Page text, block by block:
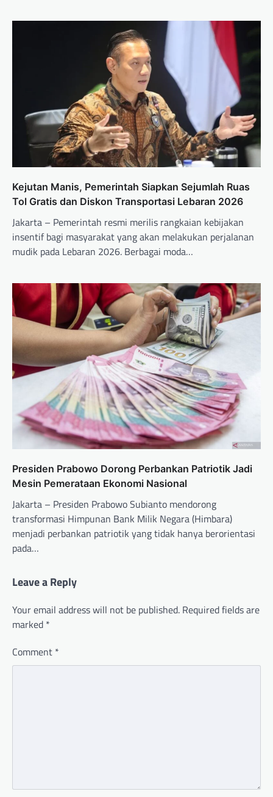
Kejutan Manis, Pemerintah Siapkan Sejumlah Ruas
Tol Gratis dan Diskon Transportasi Lebaran 2026
Jakarta – Pemerintah resmi merilis rangkaian kebijakan
insentif bagi masyarakat yang akan melakukan perjalanan
mudik pada Lebaran 2026. Berbagai moda…
Presiden Prabowo Dorong Perbankan Patriotik Jadi
Mesin Pemerataan Ekonomi Nasional
Jakarta – Presiden Prabowo Subianto mendorong
transformasi Himpunan Bank Milik Negara (Himbara)
menjadi perbankan patriotik yang tidak hanya berorientasi
pada…
Leave a Reply
Your email address will not be published. Required fields are
marked *
Comment *